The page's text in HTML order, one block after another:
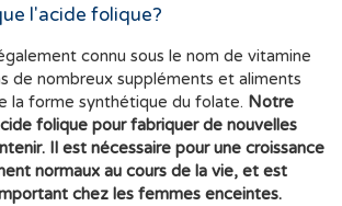
l'acide folique?
connu sous le nom de vitamine
de nombreux suppléments et aliments
la forme synthétique du folate. Notre
folique pour fabriquer de nouvelles
Il est nécessaire pour une croissance
normaux au cours de la vie, et est
chez les femmes enceintes.